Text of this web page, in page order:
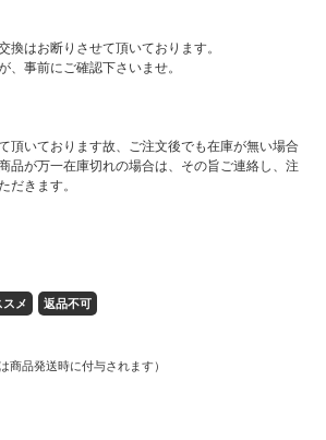
換はお断りさせて頂いております。
、事前にご確認下さいませ。
頂いております故、ご注文後でも在庫が無い場合
品が万一在庫切れの場合は、その旨ご連絡し、注
だきます。
スメ 返品不可
商品発送時に付与されます）